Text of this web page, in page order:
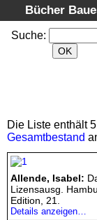
Bücher
Suche:
Startseite
Suche
Kategorien
Schlagwörter
Suchergebnisse
Warenkorb
Die Liste enthält
Gesamtbestand
Allende, Isabel:
Lizensausg.
Edition, 21.
Details anzeigen…